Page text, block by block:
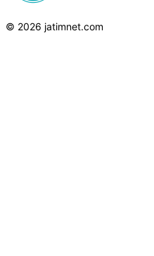
© 2026 jatimnet.com